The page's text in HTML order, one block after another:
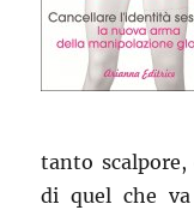
tanto
di quel che va